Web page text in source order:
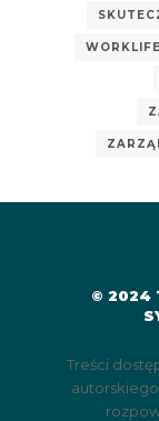
© 2024
Treści